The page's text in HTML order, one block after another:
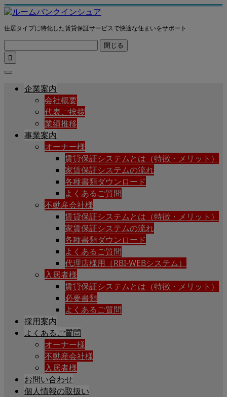
住居タイプに特化した賃貸保証サービスで快適な住まいをサポート
閉じる

企業案内
会社概要
代表ご挨拶
業績推移
事業案内
オーナー様
賃貸保証システムとは（特徴・メリット）
家賃保証システムの流れ
各種書類ダウンロード
よくあるご質問
不動産会社様
賃貸保証システムとは（特徴・メリット）
家賃保証システムの流れ
各種書類ダウンロード
よくあるご質問
代理店様用（RBI-WEBシステム）
入居者様
賃貸保証システムとは（特徴・メリット）
必要書類
よくあるご質問
採用案内
よくあるご質問
オーナー様
不動産会社様
入居者様
お問い合わせ
個人情報の取扱い